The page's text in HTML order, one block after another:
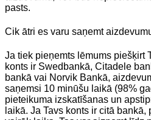
pasts.
Cik ātri es varu saņemt
Ja tiek pieņemts lēmums piešķirt
konts ir Swedbankā, Citadele
bankā vai Norvik Bankā,
saņemsi 10 minūšu laikā (98%
pieteikuma izskatīšanas un
laikā. Ja Tavs konts ir citā